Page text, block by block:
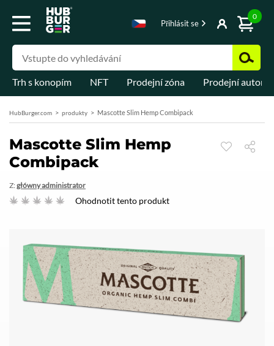
Přihlásit se
0
Trh s konopím NFT Prodejní zóna Prodejní
HubBurger.com produkty Mascotte Slim Hemp Combipack
Mascotte Slim Hemp
Combipack
Z:główny administrator
Ohodnotit tento produkt